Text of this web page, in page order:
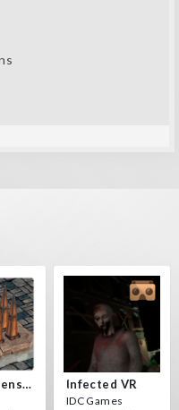
Traps Defense VR Infected VR
IDC Games